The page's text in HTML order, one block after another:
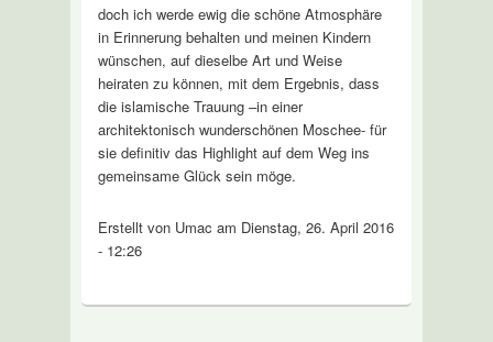
doch ich werde ewig die schöne Atmosphäre
in Erinnerung behalten und meinen Kindern
wünschen, auf dieselbe Art und Weise
heiraten zu können, mit dem Ergebnis, dass
die islamische Trauung –in einer
architektonisch wunderschönen Moschee- für
sie definitiv das Highlight auf dem Weg ins
gemeinsame Glück sein möge.
Erstellt von Umac am Dienstag, 26. April 2016
- 12:26